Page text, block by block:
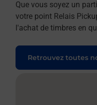
Que vous soyez un
votre point Relais
l'achat de timbres en
Retrouvez toutes